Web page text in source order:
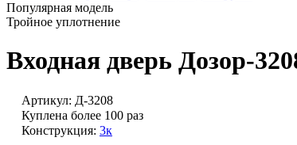
Популярная модель
Тройное уплотнение
Входная дверь Дозор-
Артикул: Д-3208
Куплена более 100 раз
Конструкция: 3к